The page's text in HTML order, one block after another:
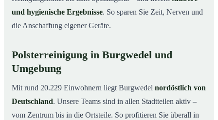
und hygienische Ergebnisse. So sparen Sie Zeit, Nerven und
die Anschaffung eigener Geräte.
Polsterreinigung in Burgwedel und
Umgebung
Mit rund 20.229 Einwohnern liegt Burgwedel nordöstlich von
Deutschland. Unsere Teams sind in allen Stadtteilen aktiv –
vom Zentrum bis in die Ortsteile. So profitieren Sie überall in